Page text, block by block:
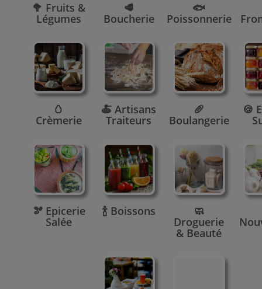
🥦 Fruits &
Légumes
🥩
Boucherie
🐟
Poissonnerie
🥚
Crèmerie
🍝 Artisans
Traiteurs
🥖
Boulangerie
🍪
🫘 Epicerie
Salée
🍾 Boissons 🧼
Droguerie
& Beauté